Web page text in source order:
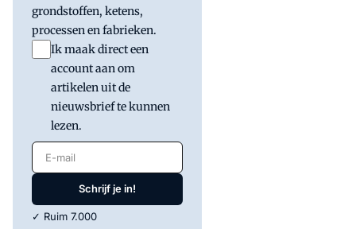
grondstoffen, ketens,
processen en fabrieken.
Ik maak direct een
account aan om
artikelen uit de
nieuwsbrief te kunnen
lezen.
E-mail
Schrijf je in!
✓ Ruim 7.000